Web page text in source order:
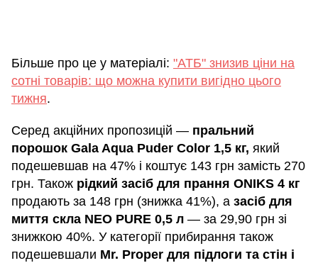
Більше про це у матеріалі: "АТБ" знизив ціни на
сотні товарів: що можна купити вигідно цього
тижня.
Серед акційних пропозицій — пральний
порошок Gala Aqua Puder Color 1,5 кг, який
подешевшав на 47% і коштує 143 грн замість 270
грн. Також рідкий засіб для прання ONIKS 4 кг
продають за 148 грн (знижка 41%), а засіб для
миття скла NEO PURE 0,5 л — за 29,90 грн зі
знижкою 40%. У категорії прибирання також
подешевшали Mr. Proper для підлоги та стін і